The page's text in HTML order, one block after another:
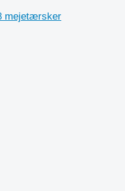
mejetærsker